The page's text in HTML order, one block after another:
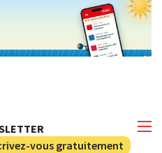
vous gratuitement